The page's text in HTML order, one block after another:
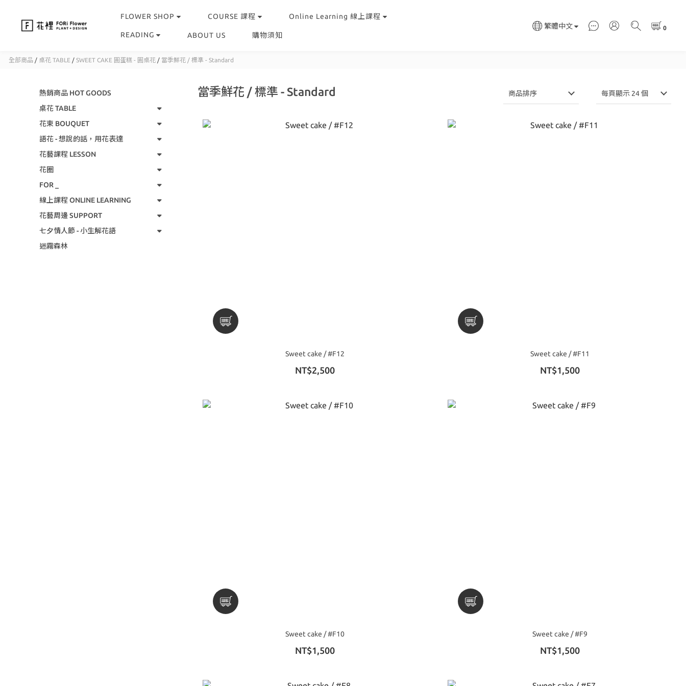
FLOWER SHOP COURSE 課程 Online Learning 線上課程
READING ABOUT US 購物須知
繁體中文
全部商品 / 桌花 TABLE / SWEET CAKE 圓蛋糕 - 圓桌花 / 當季鮮花 / 標準 - Standard
熱銷商品 HOT GOODS
桌花 TABLE
花束 BOUQUET
語花 - 想說的話，用花表達
花藝課程 LESSON
花圈
FOR _
線上課程 ONLINE LEARNING
花藝周邊 SUPPORT
七夕情人節 - 小生解花語
迷霧森林
當季鮮花 / 標準 - Standard 商品排序 每頁顯示 24 個
Sweet cake / #F12
NT$2,500
Sweet cake / #F11
NT$1,500
Sweet cake / #F10
NT$1,500
Sweet cake / #F9
NT$1,500